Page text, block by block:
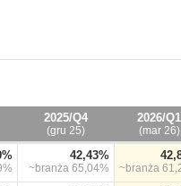
2025/Q4
(gru 25)
2026/Q1
(mar 26)
42,43%
~branża 65,04% ~branża